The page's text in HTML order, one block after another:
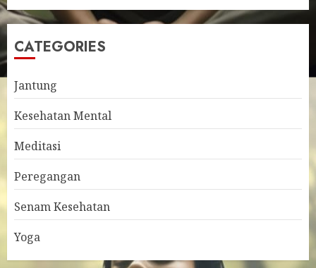
CATEGORIES
Jantung
Kesehatan Mental
Meditasi
Peregangan
Senam Kesehatan
Yoga